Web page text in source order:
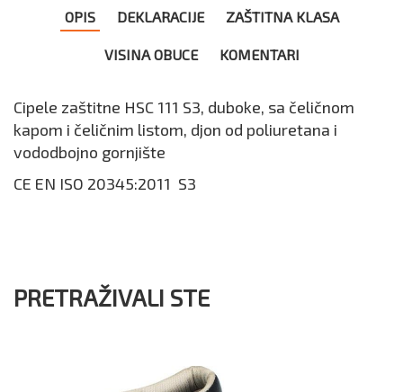
OPIS DEKLARACIJE ZAŠTITNA KLASA
VISINA OBUCE KOMENTARI
Cipele zaštitne HSC 111 S3, duboke, sa čeličnom
kapom i čeličnim listom, djon od poliuretana i
vododbojno gornjište
CE EN ISO 20345:2011 S3
PRETRAŽIVALI STE